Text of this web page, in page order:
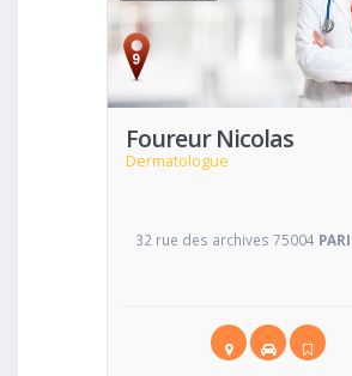
Foureur Nicolas
Dermatologue
32 rue des archives 75004